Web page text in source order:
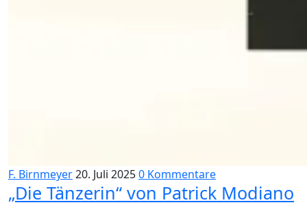
F. Birnmeyer20. Juli 20250 Kommentare
„Die Tänzerin“ von Patrick Modiano